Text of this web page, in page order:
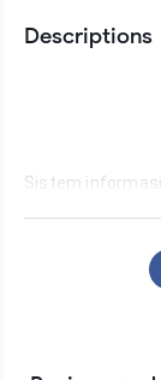
Descriptions
Sistem
Lembang
Pendampingan
Gratis, Program